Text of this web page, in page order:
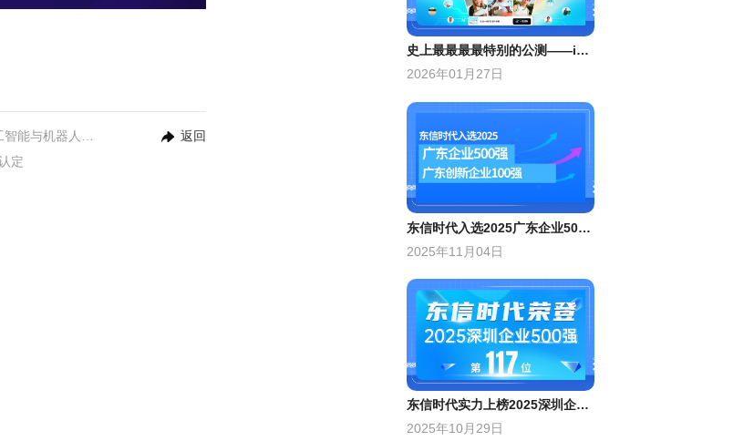
东信营销科技董事长&CEO刘杨荣任广东省人工智能与机器人产业联盟理事
定
返回
史上最最最最特别的公测——inSai Hilight开启公测
2026年01月27日
东信时代入选2025广东企业500强，广东创新企业100强
2025年11月04日
​东信时代实力上榜2025深圳企业500强，跃居现代服务业企业百强前列​​
2025年10月29日